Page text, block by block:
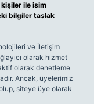
kişiler ile isim
bilgiler taslak
ve İletişim
olarak hizmet
olarak denetleme
Ancak, üyelerimiz
siteye üye olarak